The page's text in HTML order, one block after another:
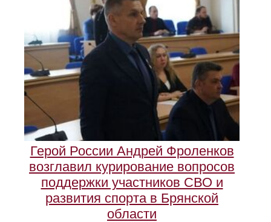
Герой России Андрей Фроленков
возглавил курирование вопросов
поддержки участников СВО и
развития спорта в Брянской
области